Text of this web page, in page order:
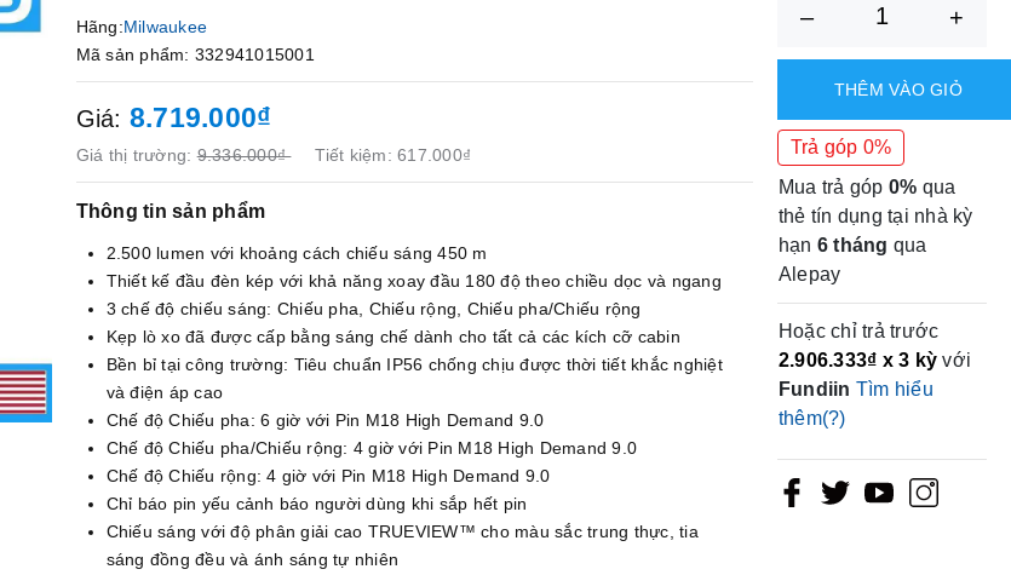
Hãng:Milwaukee
Mã sản phẩm: 332941015001
Giá: 8.719.000₫
Giá thị trường:9.336.000₫ Tiết kiệm:617.000₫
Thông tin sản phẩm
2.500 lumen với khoảng cách chiếu sáng 450 m
Thiết kế đầu đèn kép với khả năng xoay đầu 180 độ theo chiều dọc và ngang
3 chế độ chiếu sáng: Chiếu pha, Chiếu rộng, Chiếu pha/Chiếu rộng
Kẹp lò xo đã được cấp bằng sáng chế dành cho tất cả các kích cỡ cabin
Bền bỉ tại công trường: Tiêu chuẩn IP56 chống chịu được thời tiết khắc nghiệt
và điện áp cao
Chế độ Chiếu pha: 6 giờ với Pin M18 High Demand 9.0
Chế độ Chiếu pha/Chiếu rộng: 4 giờ với Pin M18 High Demand 9.0
Chế độ Chiếu rộng: 4 giờ với Pin M18 High Demand 9.0
Chỉ báo pin yếu cảnh báo người dùng khi sắp hết pin
Chiếu sáng với độ phân giải cao TRUEVIEW™ cho màu sắc trung thực, tia
sáng đồng đều và ánh sáng tự nhiên
– +
THÊM VÀO GIỎ
Trả góp 0%
Mua trả góp 0% qua
thẻ tín dụng tại nhà kỳ
hạn 6 tháng qua
Alepay
Hoặc chỉ trả trước
2.906.333₫ x 3 kỳ với
Fundiin Tìm hiểu
thêm(?)